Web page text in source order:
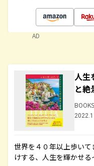
AD
人生
と絶
世界を４０年以上歩い
けする、人生を輝かせ